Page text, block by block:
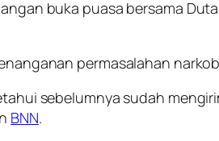
buka puasa bersama
permasalahan
sebelumnya sudah
BNN.